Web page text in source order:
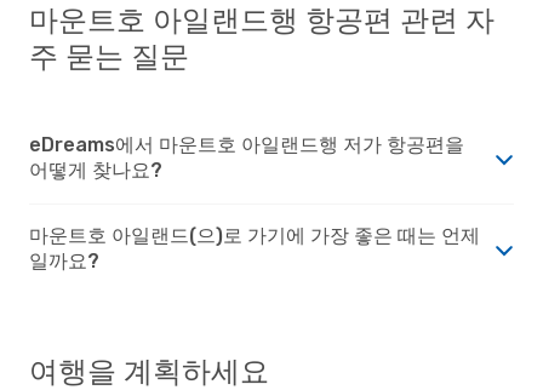
마운트호 아일랜드행 항공편 관련 자
주 묻는 질문
eDreams에서 마운트호 아일랜드행 저가 항공편을
어떻게 찾나요?
마운트호 아일랜드(으)로 가기에 가장 좋은 때는 언제
일까요?
여행을 계획하세요